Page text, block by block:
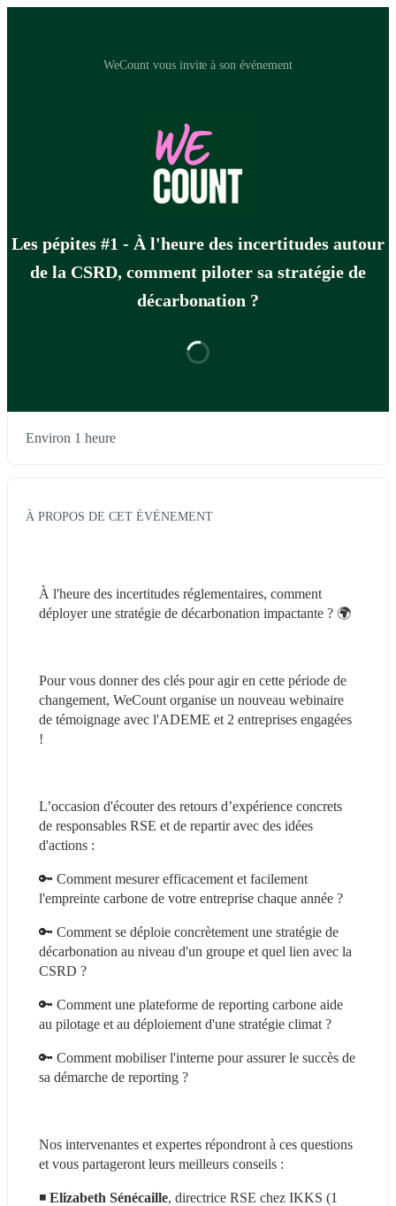
WeCount vous invite à son événement
Les pépites #1 - À l'heure des incertitudes autour
de la CSRD, comment piloter sa stratégie de
décarbonation ?
Environ 1 heure
À PROPOS DE CET ÉVÉNEMENT
À l'heure des incertitudes réglementaires, comment
déployer une stratégie de décarbonation impactante ? 🌍
Pour vous donner des clés pour agir en cette période de
changement, WeCount organise un nouveau webinaire
de témoignage avec l'ADEME et 2 entreprises engagées
!
L’occasion d'écouter des retours d’expérience concrets
de responsables RSE et de repartir avec des idées
d'actions :
🔑 Comment mesurer efficacement et facilement
l'empreinte carbone de votre entreprise chaque année ?
🔑 Comment se déploie concrètement une stratégie de
décarbonation au niveau d'un groupe et quel lien avec la
CSRD ?
🔑 Comment une plateforme de reporting carbone aide
au pilotage et au déploiement d'une stratégie climat ?
🔑 Comment mobiliser l'interne pour assurer le succès de
sa démarche de reporting ?
Nos intervenantes et expertes répondront à ces questions
et vous partageront leurs meilleurs conseils :
◾ Elizabeth Sénécaille, directrice RSE chez IKKS (1